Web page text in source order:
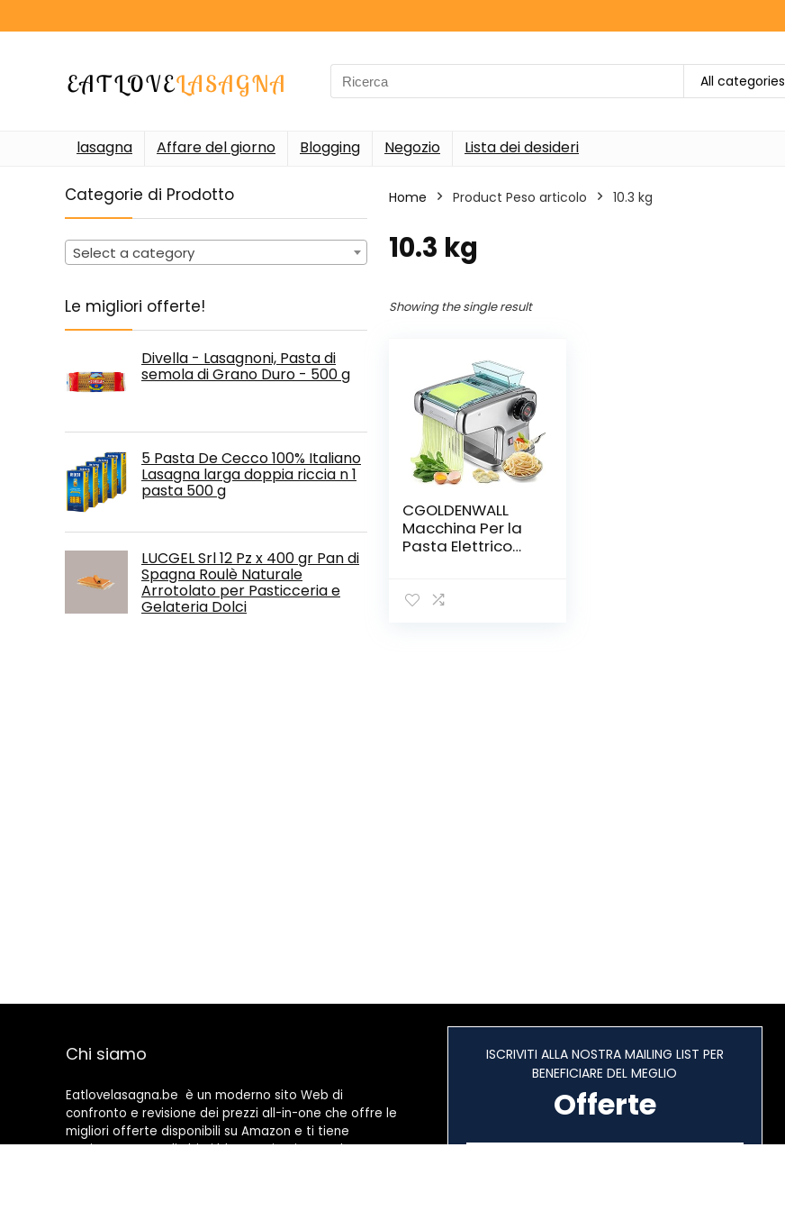
Search
for:
All categories
lasagna Affare del giorno Blogging Negozio Lista dei desideri
Categorie di Prodotto
Select a category
Le migliori offerte!
Divella - Lasagnoni, Pasta di
semola di Grano Duro - 500 g
5 Pasta De Cecco 100% Italiano
Lasagna larga doppia riccia n 1
pasta 500 g
LUCGEL Srl 12 Pz x 400 gr Pan di
Spagna Roulè Naturale
Arrotolato per Pasticceria e
Gelateria Dolci
Home Product Peso articolo ‎10.3 kg
‎10.3 kg
Showing the single result
CGOLDENWALL
Macchina Per la
Pasta Elettrico
5mm Spessore
Chi siamo
Eatlovelasagna.be è un moderno sito Web di
confronto e revisione dei prezzi all-in-one che offre le
migliori offerte disponibili su Amazon e ti tiene
aggiornato con gli ultimi blog aggiunti. Tutte le
ISCRIVITI ALLA NOSTRA MAILING LIST PER
BENEFICIARE DEL MEGLIO
Offerte